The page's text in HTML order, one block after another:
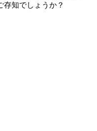
存知でしょうか？